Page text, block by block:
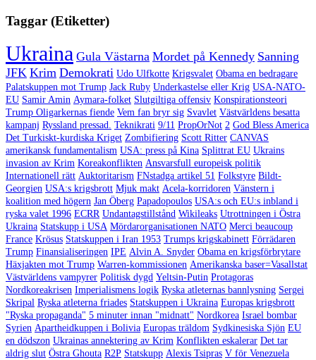
Taggar (Etiketter)
Ukraina Gula Västarna Mordet på Kennedy Sanning
JFK Krim Demokrati Udo Ulfkotte Krigsvalet Obama en bedragare
Palatskuppen mot Trump Jack Ruby Underkastelse eller Krig USA-NATO-
EU Samir Amin Aymara-folket Slutgiltiga offensiv Konspirationsteori
Trump Oligarkernas fiende Vem fan bryr sig Svavlet Västvärldens besatta
kampanj Ryssland pressad. Teknikrati 9/11 PropOrNot 2 God Bless America
Det Turkiskt-kurdiska Kriget Zombifiering Scott Ritter CANVAS
amerikansk fundamentalism USA: press på Kina Splittrat EU Ukrains
invasion av Krim Koreakonflikten Ansvarsfull europeisk politik
Internationell rätt Auktoritarism FNstadga artikel 51 Folkstyre Bildt-
Georgien USA:s krigsbrott Mjuk makt Acela-korridoren Vänstern i
koalition med högern Jan Öberg Papadopoulos USA:s och EU:s inbland i
ryska valet 1996 ECRR Undantagstillstånd Wikileaks Utrottningen i Östra
Ukraina Statskupp i USA Mördarorganisationen NATO Merci beaucoup
France Krösus Statskuppen i Iran 1953 Trumps krigskabinett Förrädaren
Trump Finansialiseringen IPE Alvin A. Snyder Obama en krigsförbrytare
Häxjakten mot Trump Warren-kommissionen Amerikanska baser=Vasallstat
Västvärldens vampyrer Politisk dygd Yeltsin-Putin Protagoras
Nordkoreakrisen Imperialismens logik Ryska atleternas bannlysning Sergei
Skripal Ryska atleterna friades Statskuppen i Ukraina Europas krigsbrott
"Ryska propaganda" 5 minuter innan "midnatt" Nordkorea Israel bombar
Syrien Apartheidkuppen i Bolivia Europas träldom Sydkinesiska Sjön EU
en dödszon Ukrainas annektering av Krim Konflikten eskalerar Det tar
aldrig slut Östra Ghouta R2P Statskupp Alexis Tsipras V för Venezuela